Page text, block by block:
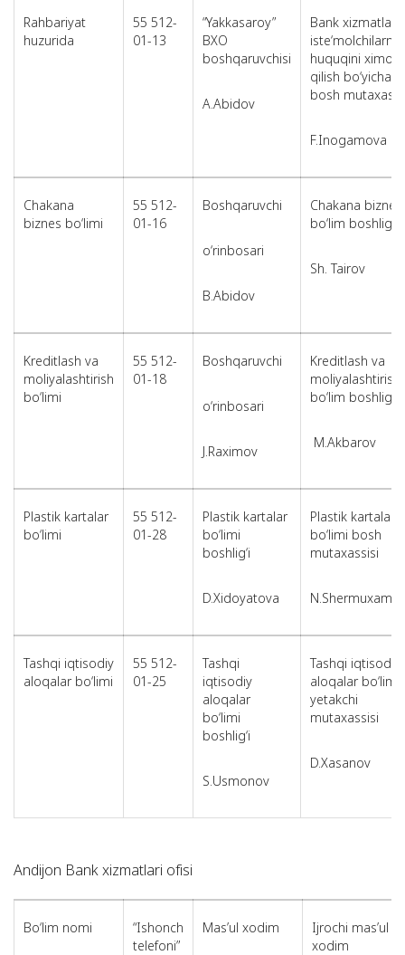
Rahbariyat
huzurida
55 512-
01-13
“Yakkasaroy”
BXO
boshqaruvchisi
A.Abidov
Bank xizmatlari
huquqini
qilish bo‘yicha
bosh
F.Inogamova
Chakana
biznes bo‘limi
55 512-
01-16
Boshqaruvchi
o‘rinbosari
B.Abidov
Chakana biznes
bo‘lim boshlig‘i
Sh. Tairov
Kreditlash va
moliyalashtirish
bo‘limi
55 512-
01-18
Boshqaruvchi
o‘rinbosari
J.Raximov
Kreditlash va
moliyalashtirish
bo‘lim boshlig‘i
M.Akbarov
Plastik kartalar
bo‘limi
55 512-
01-28
Plastik kartalar
bo‘limi
boshlig‘i
D.Xidoyatova
Plastik kartalar
bo‘limi bosh
mutaxassisi
Tashqi iqtisodiy
aloqalar bo‘limi
55 512-
01-25
Tashqi
iqtisodiy
aloqalar
bo‘limi
boshlig‘i
S.Usmonov
Tashqi iqtisodiy
aloqalar bo‘limi
yetakchi
mutaxassisi
D.Xasanov
Andijon Bank xizmatlari ofisi
Bo‘lim nomi
“Ishonch
telefoni”
Mas’ul xodim
Ijrochi mas’ul
xodim